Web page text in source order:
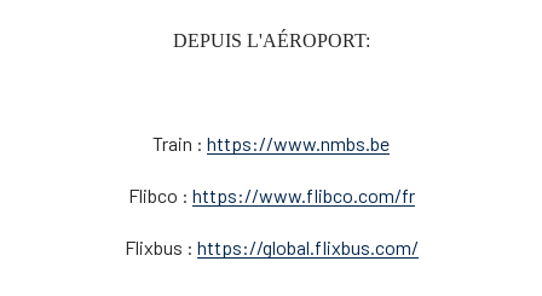
DEPUIS L'AÉROPORT:
Train : https://www.nmbs.be
Flibco : https://www.flibco.com/fr
Flixbus : https://global.flixbus.com/